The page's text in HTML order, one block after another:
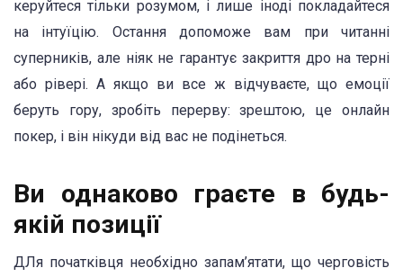
керуйтеся тільки розумом, і лише іноді покладайтеся
на інтуїцію. Остання допоможе вам при читанні
суперників, але ніяк не гарантує закриття дро на терні
або рівері. А якщо ви все ж відчуваєте, що емоції
беруть гору, зробіть перерву: зрештою, це онлайн
покер, і він нікуди від вас не подінеться.
Ви однаково граєте в будь-
якій позиції
ДЛя початківця необхідно запам’ятати, що черговість